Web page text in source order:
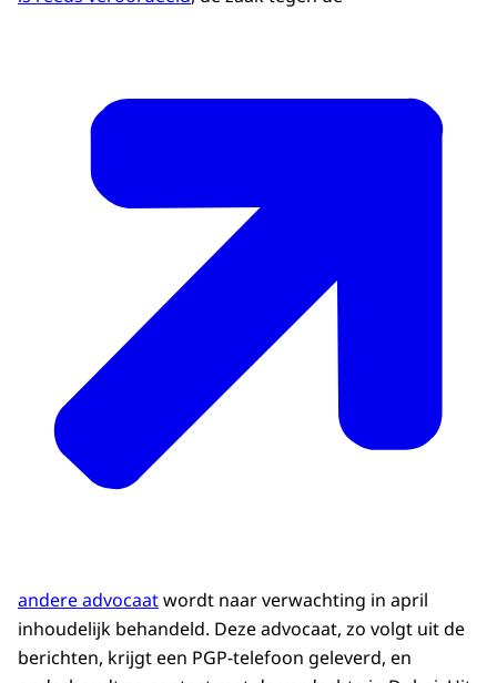
andere advocaatwordt naar verwachting in april
inhoudelijk behandeld. Deze advocaat, zo volgt uit de
berichten, krijgt een PGP-telefoon geleverd, en